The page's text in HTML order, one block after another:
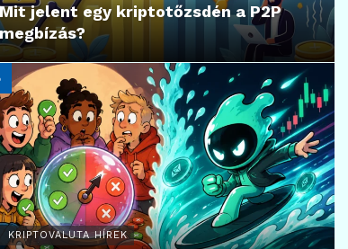
Mit jelent egy kriptotőzsdén a P2P
megbízás?
KRIPTOVALUTA HÍREK